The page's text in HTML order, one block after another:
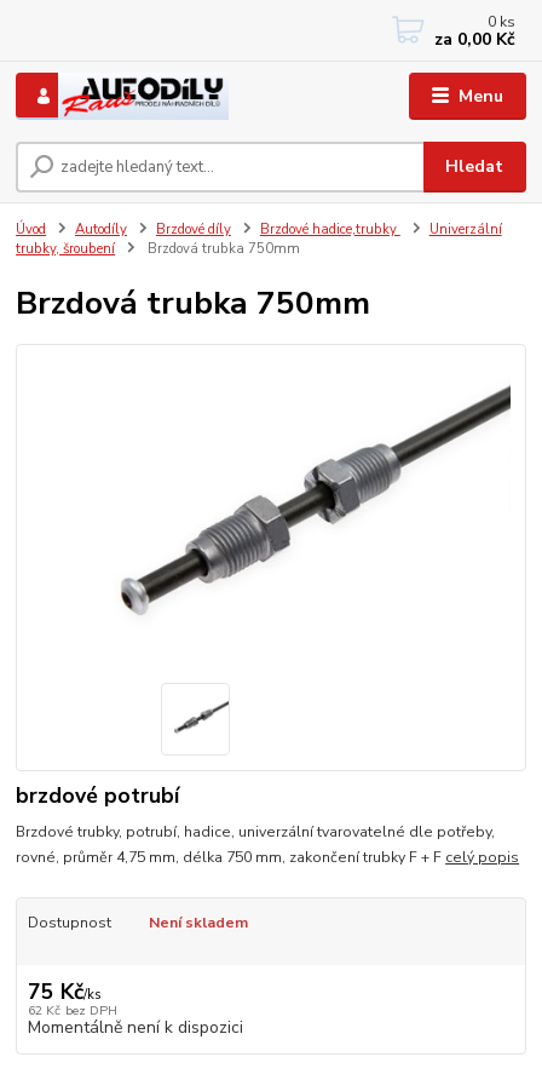
Menu
Hledat
+420 733767377
PO-PÁ: 8 - 12, 13 - 17
0 ks
za 0,00 Kč
Úvod Autodíly Brzdové díly Brzdové hadice,trubky
Univerzální
trubky, šroubení
Brzdová trubka 750mm
Brzdová trubka 750mm
brzdové potrubí
Brzdové trubky, potrubí, hadice, univerzální tvarovatelné dle potřeby,
rovné, průměr 4,75 mm, délka 750 mm, zakončení trubky F + F celý popis
Dostupnost Není skladem
75 Kč/ks
62 Kč bez DPH
Momentálně není k dispozici